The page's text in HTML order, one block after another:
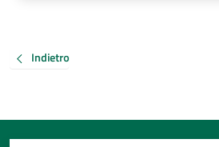
Indietro